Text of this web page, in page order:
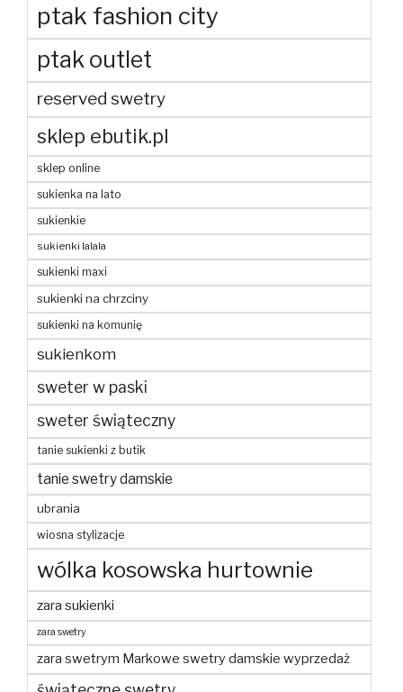
ptak fashion city
ptak outlet
reserved swetry
sklep ebutik.pl
sklep online
sukienka na lato
sukienkie
sukienki lalala
sukienki maxi
sukienki na chrzciny
sukienki na komunię
sukienkom
sweter w paski
sweter świąteczny
tanie sukienki z butik
tanie swetry damskie
ubrania
wiosna stylizacje
wólka kosowska hurtownie
zara sukienki
zara swetry
zara swetrym Markowe swetry damskie wyprzedaż